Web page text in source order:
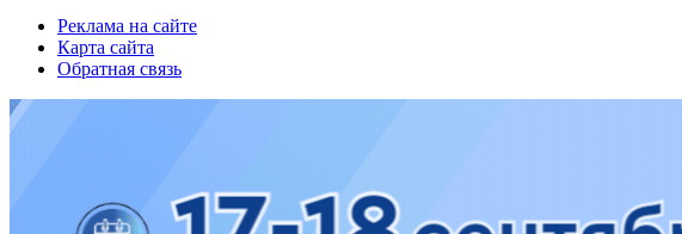
Реклама на сайте
Карта сайта
Обратная связь